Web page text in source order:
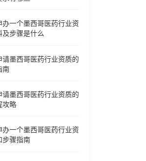
办一个墨西哥医药行业资
及步骤是什么
请墨西哥医药行业资质的
南
请墨西哥医药行业资质的
攻略
办一个墨西哥医药行业资
步骤指南